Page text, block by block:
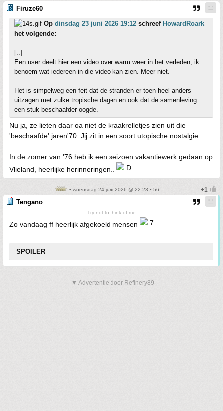
Firuze60
Op dinsdag 23 juni 2026 19:12 schreef HowardRoark
het volgende:
[..]
Een user deelt hier een video over warm weer in het verleden, ik
benoem wat iedereen in die video kan zien. Meer niet.
Het is simpelweg een feit dat de stranden er toen heel anders
uitzagen met zulke tropische dagen en ook dat de samenleving
een stuk beschaafder oogde.
Nu ja, ze lieten daar oa niet de kraakrelletjes zien uit die
'beschaafde' jaren'70. Jij zit in een soort utopische nostalgie.
In de zomer van '76 heb ik een seizoen vakantiewerk gedaan op
Vlieland, heerlijke herinneringen..
• woensdag 24 juni 2026 @ 22:23 • 56
Tengano
Try not to think of me
Zo vandaag ff heerlijk afgekoeld mensen
SPOILER
▼ Advertentie door Refinery89